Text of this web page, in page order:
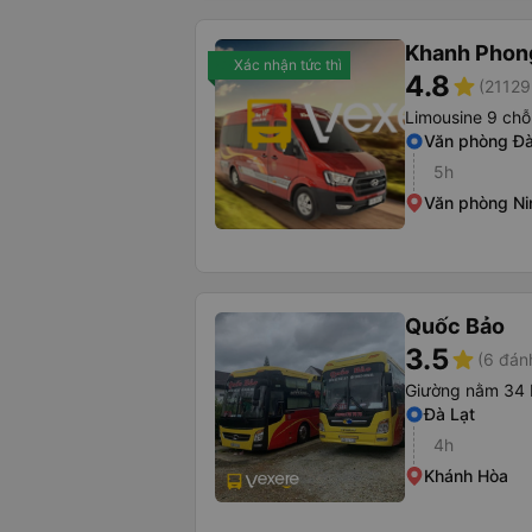
Xác nhận tức thì Khanh
4.8star
Limousine 9 chỗ
Văn phòng
5h
Văn phòng
Quốc Bảo
3.5star (6
Giường nằm 34
Đà Lạt
4h
Khánh Hòa